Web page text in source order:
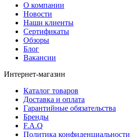
О компании
Новости
Наши клиенты
Сертификаты
Обзоры
Блог
Вакансии
Интернет-магазин
Каталог товаров
Доставка и оплата
Гарантийные обязательства
Бренды
F.A.Q
Политика конфиденциальности